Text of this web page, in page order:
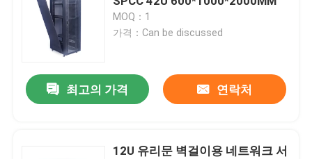
MOQ：1
가격：Can be discussed
최고의 가격 연락처
12U 유리문 벽걸이용 네트워크 서